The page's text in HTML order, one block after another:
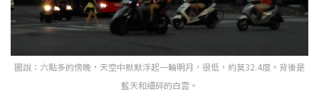
圖說：六點多的傍晚，天空中默默浮起一輪明月，很低，約莫32.4度。背後是
藍天和細碎的白雲。